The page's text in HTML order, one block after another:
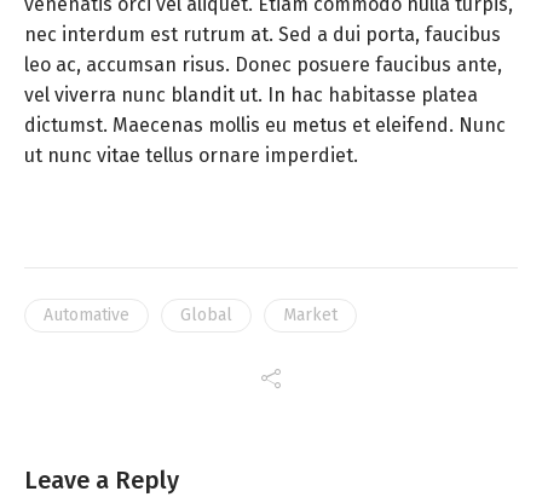
nec interdum est rutrum at. Sed a dui porta, faucibus
leo ac, accumsan risus. Donec posuere faucibus ante,
vel viverra nunc blandit ut. In hac habitasse platea
dictumst. Maecenas mollis eu metus et eleifend. Nunc
ut nunc vitae tellus ornare imperdiet.
Automative Global Market
Leave a Reply